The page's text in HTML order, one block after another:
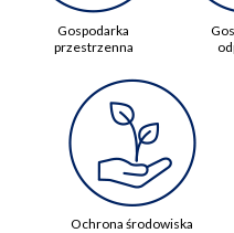
Gospodarka
przestrzenna
Ochrona środowiska